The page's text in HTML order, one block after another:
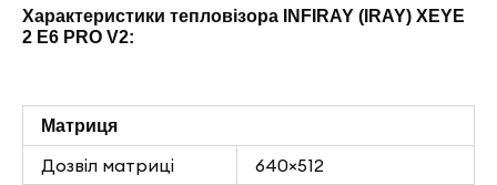
Характеристики тепловізора INFIRAY (IRAY) XEYE
2 E6 PRO V2:
Матриця
Дозвіл матриці
640×512